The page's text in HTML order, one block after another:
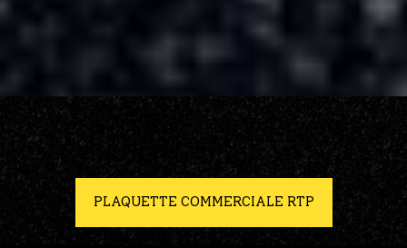
PLAQUETTE COMMERCIALE RTP